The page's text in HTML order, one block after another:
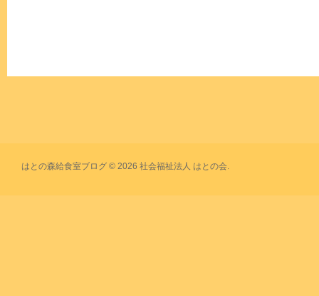
はとの森給食室ブログ © 2026 社会福祉法人 はとの会.